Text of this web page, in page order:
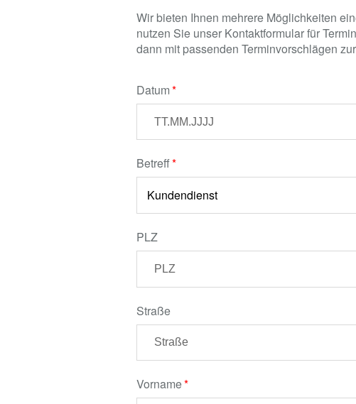
Wir bieten Ihnen mehrere Möglichkeiten
nutzen Sie unser Kontaktformular für
dann mit passenden Terminvorschlägen
Datum
Betreff
PLZ
Straße
Vorname